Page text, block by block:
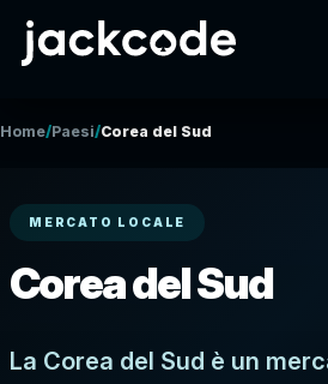
Home/Paesi/Corea del Sud
MERCATO LOCALE
Corea del Sud
La Corea del Sud è un